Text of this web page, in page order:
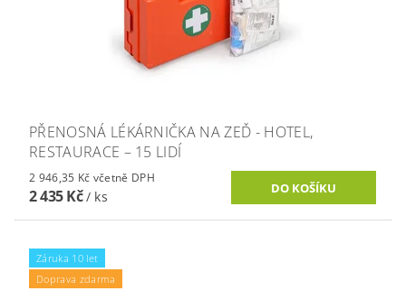
PŘENOSNÁ LÉKÁRNIČKA NA ZEĎ - HOTEL,
RESTAURACE – 15 LIDÍ
2 946,35 Kč včetně DPH
2 435 Kč/ ks
Záruka 10 let
Doprava zdarma